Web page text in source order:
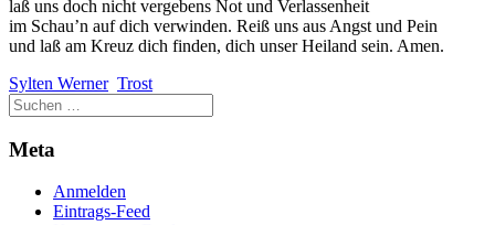
laß uns doch nicht vergebens Not und Verlassenheit
im Schau’n auf dich verwinden. Reiß uns aus Angst und Pein
und laß am Kreuz dich finden, dich unser Heiland sein. Amen.
Sylten Werner Trost
Meta
Anmelden
Eintrags-Feed